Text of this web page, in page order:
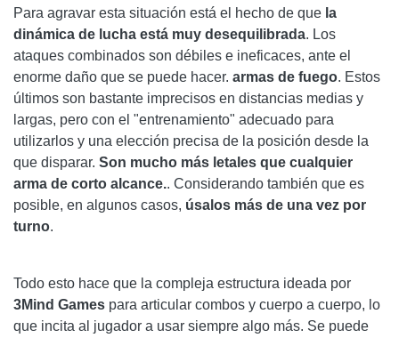
Para agravar esta situación está el hecho de que la
dinámica de lucha está muy desequilibrada. Los
ataques combinados son débiles e ineficaces, ante el
enorme daño que se puede hacer. armas de fuego. Estos
últimos son bastante imprecisos en distancias medias y
largas, pero con el "entrenamiento" adecuado para
utilizarlos y una elección precisa de la posición desde la
que disparar. Son mucho más letales que cualquier
arma de corto alcance.. Considerando también que es
posible, en algunos casos, úsalos más de una vez por
turno.
Todo esto hace que la compleja estructura ideada por
3Mind Games para articular combos y cuerpo a cuerpo, lo
que incita al jugador a usar siempre algo más. Se puede